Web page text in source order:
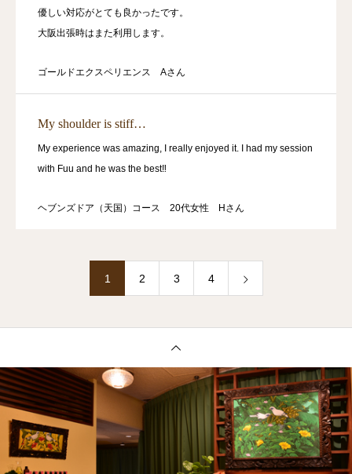
優しい対応がとても良かったです。
大阪出張時はまた利用します。
ゴールドエクスペリエンス Aさん
My shoulder is stiff…
My experience was amazing, I really enjoyed it. I had my session
with Fuu and he was the best‼
ヘブンズドア（天国）コース 20代女性 Hさん
1 2 3 4